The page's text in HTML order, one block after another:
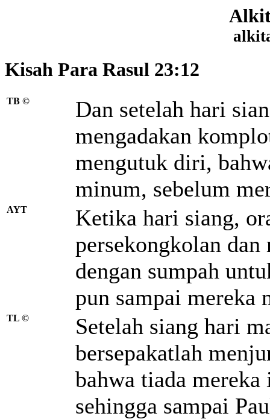
Kisah Para Rasul 23:12
TB ©
Dan setelah hari
mengadakan
mengutuk diri,
minum, sebelum
AYT
Ketika hari siang,
persekongkolan
dengan sumpah
pun sampai mereka
TL ©
Setelah siang hari
bersepakatlah
bahwa tiada
sehingga sampai